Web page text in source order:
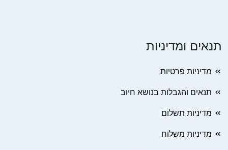
תנאים ומדיניות
מדיניות פרטיות
תנאים והגבלות בנושא חיוב
מדיניות תשלום
מדיניות משלוח